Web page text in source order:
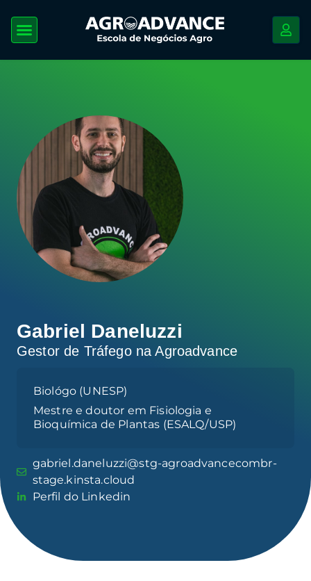
Gabriel Daneluzzi
Gestor de Tráfego na Agroadvance
Biológo (UNESP)
Mestre e doutor em Fisiologia e
Bioquímica de Plantas (ESALQ/USP)
gabriel.daneluzzi@stg-agroadvancecombr-
stage.kinsta.cloud
Perfil do Linkedin